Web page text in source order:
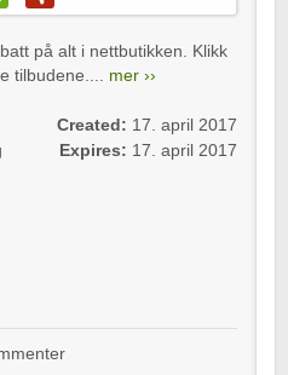
på alt i nettbutikken. Klikk
tilbudene.... mer ››
Created: 17. april 2017
Expires: 17. april 2017